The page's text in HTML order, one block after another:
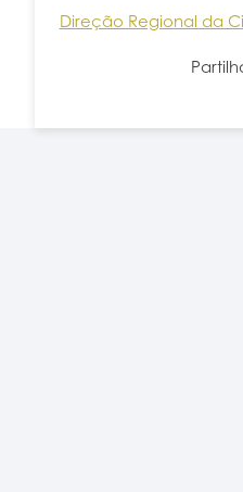
Direção Regional da